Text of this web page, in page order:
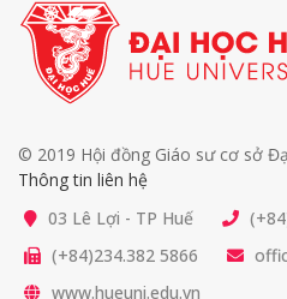
© 2019 Hội đồng Giáo sư cơ sở
Thông tin liên hệ
03 Lê Lợi - TP Huế
(+84)234.382 5866
www.hueuni.edu.vn